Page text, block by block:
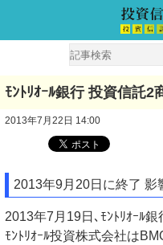
ﾓﾝﾄﾘｵｰﾙ銀行 投資信託2
2013年7月22日 14:00
2013年9月20日に終了 影
2013年7月19日､ﾓﾝﾄﾘｵｰﾙ銀
ﾓﾝﾄﾘｵｰﾙ投資株式会社は